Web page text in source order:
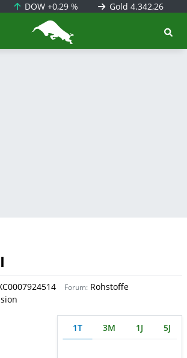
DOW+0,29 % Gold 4.342,26
BörsenNEWS.de
Forum: Rohstoffe
1T 3M 1J 5J